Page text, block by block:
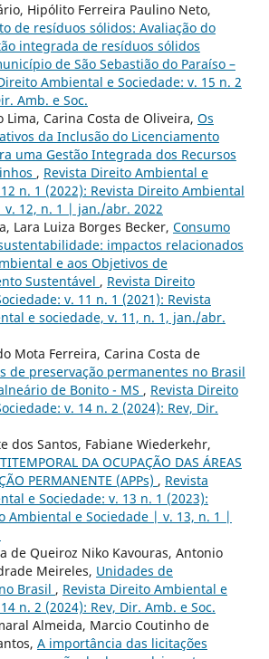
Hipólito Ferreira Paulino Neto,
de resíduos sólidos: Avaliação do
integrada de resíduos sólidos
de São Sebastião do Paraíso –
Ambiental e Sociedade: v. 15 n. 2
Amb. e Soc.
Lima, Carina Costa de Oliveira, Os
da Inclusão do Licenciamento
uma Gestão Integrada dos Recursos
, Revista Direito Ambiental e
n. 1 (2022): Revista Direito Ambiental
v. 12, n. 1 | jan./abr. 2022
Lara Luiza Borges Becker, Consumo
impactos relacionados
e aos Objetivos de
Sustentável , Revista Direito
v. 11 n. 1 (2021): Revista
e sociedade, v. 11, n. 1, jan./abr.
Mota Ferreira, Carina Costa de
de preservação permanentes no Brasil
de Bonito - MS , Revista Direito
v. 14 n. 2 (2024): Rev, Dir.
dos Santos, Fabiane Wiederkehr,
DA OCUPAÇÃO DAS ÁREAS
PERMANENTE (APPs) , Revista
e Sociedade: v. 13 n. 1 (2023):
Ambiental e Sociedade | v. 13, n. 1 |
de Queiroz Niko Kavouras, Antonio
Meireles, Unidades de
Brasil , Revista Direito Ambiental e
n. 2 (2024): Rev, Dir. Amb. e Soc.
Almeida, Marcio Coutinho de
A importância das licitações